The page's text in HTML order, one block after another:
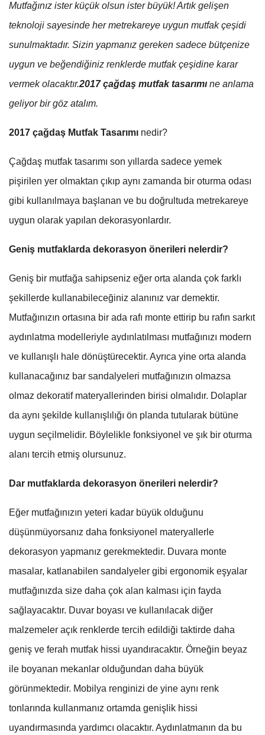
Mutfağınız ister küçük olsun ister büyük! Artık gelişen
teknoloji sayesinde her metrekareye uygun mutfak çeşidi
sunulmaktadır. Sizin yapmanız gereken sadece bütçenize
uygun ve beğendiğiniz renklerde mutfak çeşidine karar
vermek olacaktır.2017 çağdaş mutfak tasarımı ne anlama
geliyor bir göz atalım.
2017 çağdaş Mutfak Tasarımı nedir?
Çağdaş mutfak tasarımı son yıllarda sadece yemek
pişirilen yer olmaktan çıkıp aynı zamanda bir oturma odası
gibi kullanılmaya başlanan ve bu doğrultuda metrekareye
uygun olarak yapılan dekorasyonlardır.
Geniş mutfaklarda dekorasyon önerileri nelerdir?
Geniş bir mutfağa sahipseniz eğer orta alanda çok farklı
şekillerde kullanabileceğiniz alanınız var demektir.
Mutfağınızın ortasına bir ada rafı monte ettirip bu rafın sarkıt
aydınlatma modelleriyle aydınlatılması mutfağınızı modern
ve kullanışlı hale dönüştürecektir. Ayrıca yine orta alanda
kullanacağınız bar sandalyeleri mutfağınızın olmazsa
olmaz dekoratif materyallerinden birisi olmalıdır. Dolaplar
da aynı şekilde kullanışlılığı ön planda tutularak bütüne
uygun seçilmelidir. Böylelikle fonksiyonel ve şık bir oturma
alanı tercih etmiş olursunuz.
Dar mutfaklarda dekorasyon önerileri nelerdir?
Eğer mutfağınızın yeteri kadar büyük olduğunu
düşünmüyorsanız daha fonksiyonel materyallerle
dekorasyon yapmanız gerekmektedir. Duvara monte
masalar, katlanabilen sandalyeler gibi ergonomik eşyalar
mutfağınızda size daha çok alan kalması için fayda
sağlayacaktır. Duvar boyası ve kullanılacak diğer
malzemeler açık renklerde tercih edildiği taktirde daha
geniş ve ferah mutfak hissi uyandıracaktır. Örneğin beyaz
ile boyanan mekanlar olduğundan daha büyük
görünmektedir. Mobilya renginizi de yine aynı renk
tonlarında kullanmanız ortamda genişlik hissi
uyandırmasında yardımcı olacaktır. Aydınlatmanın da bu